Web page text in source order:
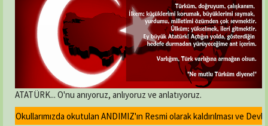
ATATÜRK... O'nu anıyoruz, anlıyoruz ve anlatıyoruz.
Okullarımızda okutulan ANDIMIZ'ın Resmi olarak kaldırılması ve Devlet